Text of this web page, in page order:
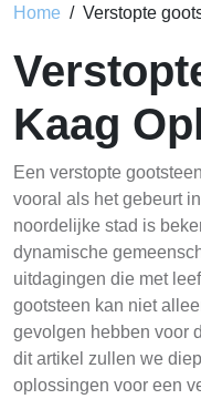
Home Verstopte
Kaag
Een verstopte
vooral als het gebeurt
noordelijke stad is
dynamische
uitdagingen die met
gootsteen kan niet
gevolgen hebben voor
dit artikel zullen we
oplossingen voor een